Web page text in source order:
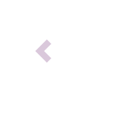
Previous